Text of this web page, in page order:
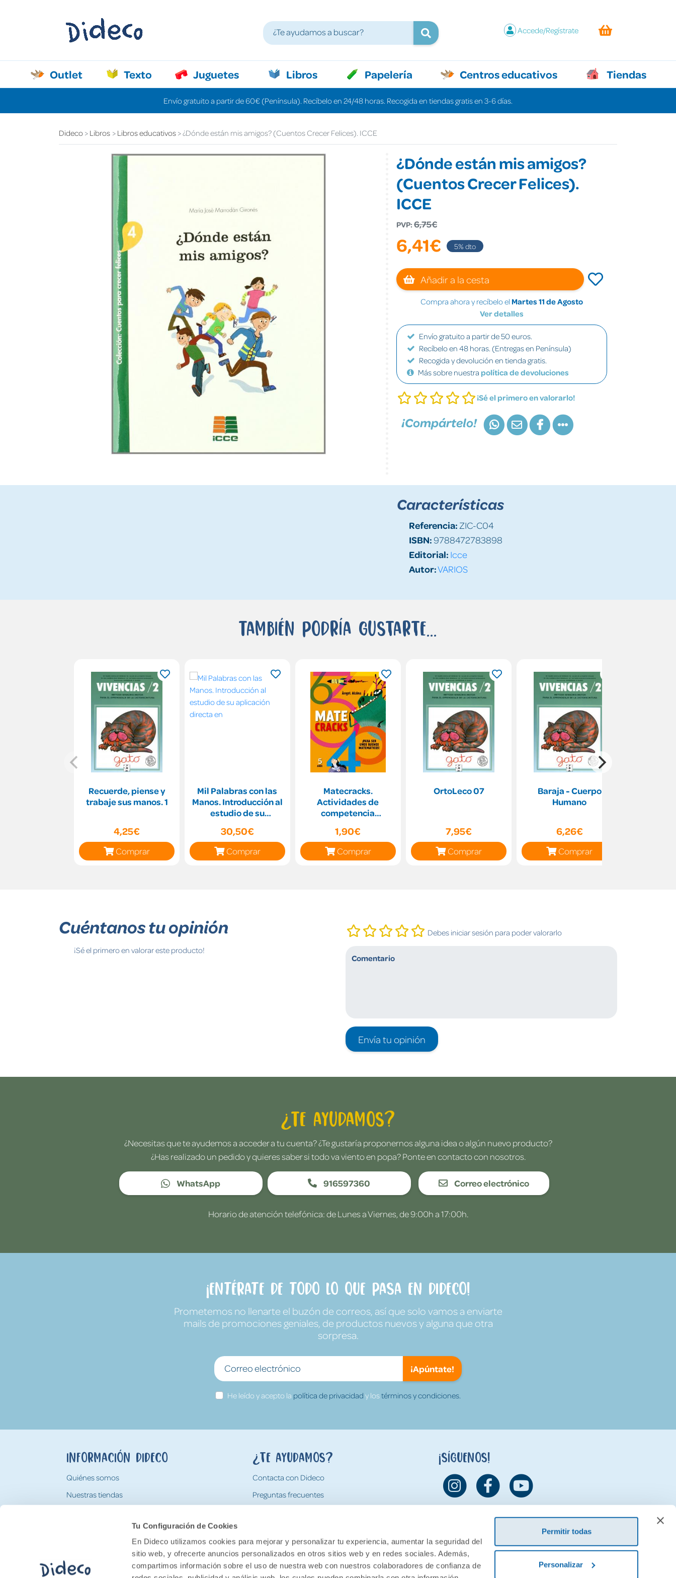
Tu Configuración de Cookies
En Dideco utilizamos cookies para mejorar y personalizar tu experiencia, aumentar la seguridad del
sitio web, y ofrecerte anuncios personalizados en otros sitios web y en redes sociales. Además,
compartimos información sobre el uso de nuestra web con nuestros colaboradores de confianza de
Permitir todas
Personalizar
Accede/Regístrate
Outlet Texto Juguetes Libros Papelería Centros educativos Tiendas
Envío gratuito a partir de 60€ (Península). Recíbelo en 24/48 horas. Recogida en tiendas gratis en 3-6 días.
Dideco Libros Libros educativos ¿Dónde están mis amigos? (Cuentos Crecer Felices). ICCE
¿Dónde están mis amigos?
(Cuentos Crecer Felices).
ICCE
PVP: 6,75€
6,41€ 5% dto
Añadir a la cesta
Compra ahora y recíbelo el Martes 11 de Agosto
Ver detalles
Envío gratuito a partir de 50 euros.
Recíbelo en 48 horas. (Entregas en Península)
Recogida y devolución en tienda gratis.
Más sobre nuestra política de devoluciones
¡Sé el primero en valorarlo!
¡Compártelo!
Características
Referencia: ZIC-C04
ISBN:9788472783898
Editorial: Icce
Autor:VARIOS
También podría gustarte...
Recuerde, piense y
trabaje sus manos. 1
4,25€
Comprar
Mil Palabras con las
Manos. Introducción al
estudio de su
30,50€
Comprar
Matecracks.
Actividades de
competencia
geometría, medida, l
1,90€
Comprar
OrtoLeco 07
7,95€
Comprar
Baraja - Cuerpo
Humano
6,26€
Comprar
Cuéntanos tu opinión
¡Sé el primero en valorar este producto!
Debes iniciar sesión para poder valorarlo
Envía tu opinión
¿Te ayudamos?
¿Necesitas que te ayudemos a acceder a tu cuenta? ¿Te gustaría proponernos alguna idea o algún nuevo producto?
¿Has realizado un pedido y quieres saber si todo va viento en popa? Ponte en contacto con nosotros.
WhatsApp 916597360 Correo electrónico
Horario de atención telefónica: de Lunes a Viernes, de 9:00h a 17:00h.
¡Entérate de todo lo que pasa en Dideco!
Prometemos no llenarte el buzón de correos, así que solo vamos a enviarte
mails de promociones geniales, de productos nuevos y alguna que otra
sorpresa.
¡Apúntate!
He leído y acepto la política de privacidad y lostérminos y condiciones.
Información Dideco
Quiénes somos
Nuestras tiendas
Tarjeta Regalo Dideco
¿Te ayudamos?
Contacta con Dideco
Preguntas frecuentes
Devoluciones
¡Síguenos!